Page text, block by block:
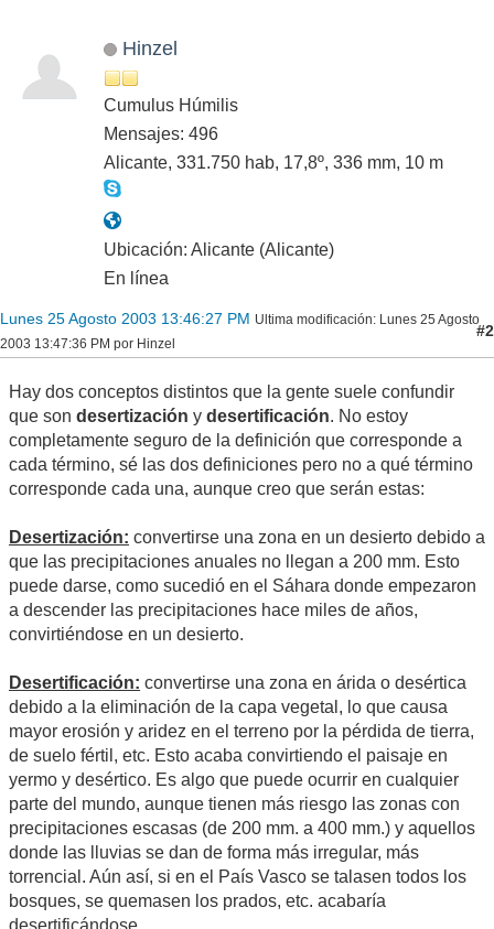
Hinzel
Cumulus Húmilis
Mensajes: 496
Alicante, 331.750 hab, 17,8º, 336 mm, 10 m
Ubicación: Alicante (Alicante)
En línea
Lunes 25 Agosto 2003 13:46:27 PM Ultima modificación: Lunes 25 Agosto
2003 13:47:36 PM por Hinzel
#2
Hay dos conceptos distintos que la gente suele confundir
que son desertización y desertificación. No estoy
completamente seguro de la definición que corresponde a
cada término, sé las dos definiciones pero no a qué término
corresponde cada una, aunque creo que serán estas:
Desertización: convertirse una zona en un desierto debido a
que las precipitaciones anuales no llegan a 200 mm. Esto
puede darse, como sucedió en el Sáhara donde empezaron
a descender las precipitaciones hace miles de años,
convirtiéndose en un desierto.
Desertificación: convertirse una zona en árida o desértica
debido a la eliminación de la capa vegetal, lo que causa
mayor erosión y aridez en el terreno por la pérdida de tierra,
de suelo fértil, etc. Esto acaba convirtiendo el paisaje en
yermo y desértico. Es algo que puede ocurrir en cualquier
parte del mundo, aunque tienen más riesgo las zonas con
precipitaciones escasas (de 200 mm. a 400 mm.) y aquellos
donde las lluvias se dan de forma más irregular, más
torrencial. Aún así, si en el País Vasco se talasen todos los
bosques, se quemasen los prados, etc. acabaría